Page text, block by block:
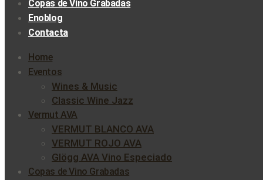
Copas de Vino Grabadas
Enoblog
Contacta
Home
Eventos
Wines & Music
Classic Wine Jazz
Vermut AVA
VERMUT BLANCO AVA
VERMUT ROJO AVA
Glögg AVA Vino Especiado
Copas de Vino Grabadas